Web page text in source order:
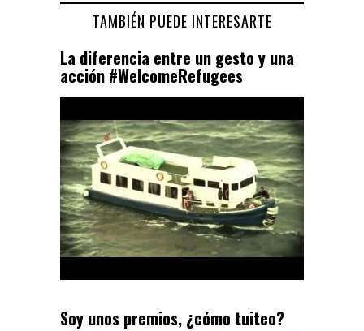
TAMBIÉN PUEDE INTERESARTE
La diferencia entre un gesto y una
acción #WelcomeRefugees
Soy unos premios, ¿cómo tuiteo?